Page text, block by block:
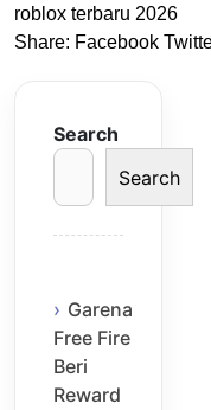
roblox terbaru 2026
Share: Facebook
Search
Search
Garena
Free Fire
Beri
Reward